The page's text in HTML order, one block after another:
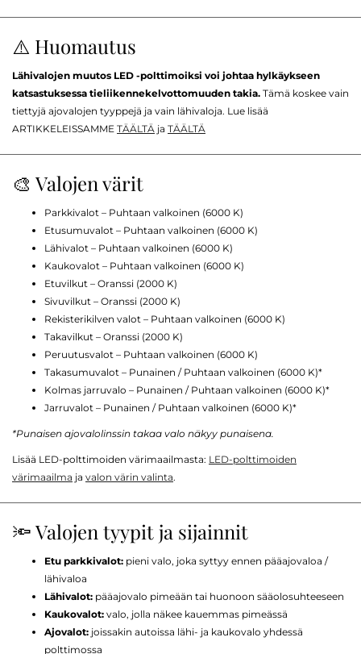
⚠️ Huomautus
Lähivalojen muutos LED -polttimoiksi voi johtaa hylkäykseen
katsastuksessa tieliikennekelvottomuuden takia. Tämä koskee vain
tiettyjä ajovalojen tyyppejä ja vain lähivaloja. Lue lisää
ARTIKKELEISSAMME TÄÄLTÄ ja TÄÄLTÄ
🎨 Valojen värit
Parkkivalot – Puhtaan valkoinen (6000 K)
Etusumuvalot – Puhtaan valkoinen (6000 K)
Lähivalot – Puhtaan valkoinen (6000 K)
Kaukovalot – Puhtaan valkoinen (6000 K)
Etuvilkut – Oranssi (2000 K)
Sivuvilkut – Oranssi (2000 K)
Rekisterikilven valot – Puhtaan valkoinen (6000 K)
Takavilkut – Oranssi (2000 K)
Peruutusvalot – Puhtaan valkoinen (6000 K)
Takasumuvalot – Punainen / Puhtaan valkoinen (6000 K)*
Kolmas jarruvalo – Punainen / Puhtaan valkoinen (6000 K)*
Jarruvalot – Punainen / Puhtaan valkoinen (6000 K)*
*Punaisen ajovalolinssin takaa valo näkyy punaisena.
Lisää LED-polttimoiden värimaailmasta: LED-polttimoiden
värimaailma ja valon värin valinta.
🔦 Valojen tyypit ja sijainnit
Etu parkkivalot: pieni valo, joka syttyy ennen pääajovaloa /
lähivaloa
Lähivalot: pääajovalo pimeään tai huonoon sääolosuhteeseen
Kaukovalot: valo, jolla näkee kauemmas pimeässä
Ajovalot: joissakin autoissa lähi- ja kaukovalo yhdessä
polttimossa